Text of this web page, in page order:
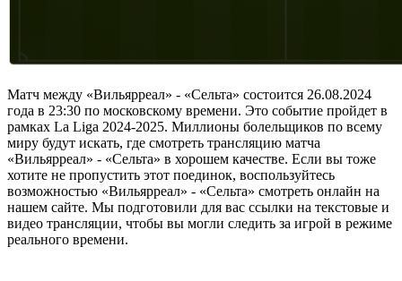
Матч между «Вильярреал» - «Сельта» состоится 26.08.2024
года в 23:30 по московскому времени. Это событие пройдет в
рамках La Liga 2024-2025. Миллионы болельщиков по всему
миру будут искать, где смотреть трансляцию матча
«Вильярреал» - «Сельта» в хорошем качестве. Если вы тоже
хотите не пропустить этот поединок, воспользуйтесь
возможностью «Вильярреал» - «Сельта» смотреть онлайн на
нашем сайте. Мы подготовили для вас ссылки на текстовые и
видео трансляции, чтобы вы могли следить за игрой в режиме
реального времени.